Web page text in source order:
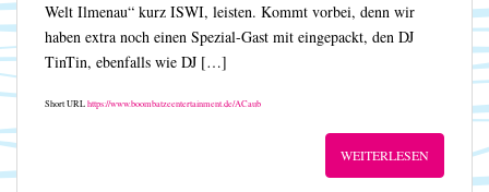
Welt Ilmenau“ kurz ISWI, leisten. Kommt vorbei, denn wir
haben extra noch einen Spezial-Gast mit eingepackt, den DJ
TinTin, ebenfalls wie DJ […]
Short URLhttps://www.boombatzeentertainment.de/ACaub
WEITERLESEN